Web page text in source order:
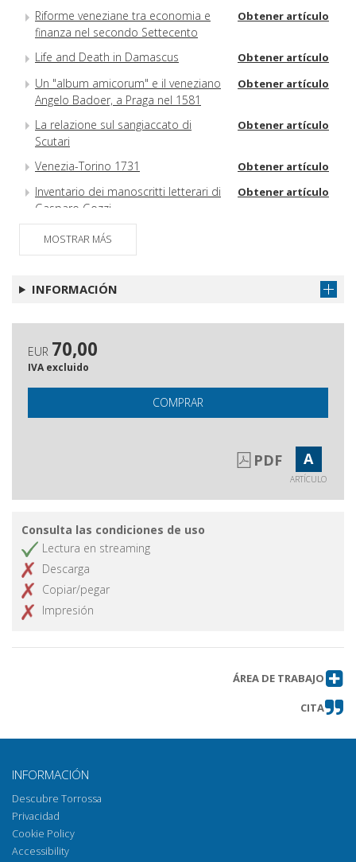
Riforme veneziane tra economia e
finanza nel secondo Settecento
Obtener artículo
Life and Death in Damascus Obtener artículo
Un "album amicorum" e il veneziano
Angelo Badoer, a Praga nel 1581
Obtener artículo
La relazione sul sangiaccato di
Scutari
Obtener artículo
Venezia-Torino 1731 Obtener artículo
Inventario dei manoscritti letterari di
Gasparo Gozzi
Obtener artículo
Il mancato impiego del carbon
Doge Francesco Foscari in America Obtener artículo
MOSTRAR MÁS
INFORMACIÓN
EUR 70,00
IVA excluido
COMPRAR
PDF A
ARTÍCULO
Consulta las condiciones de uso
Lectura en streaming
Descarga
Copiar/pegar
Impresión
ÁREA DE TRABAJO
CITA
INFORMACIÓN
Descubre Torrossa
Privacidad
Cookie Policy
Accessibility